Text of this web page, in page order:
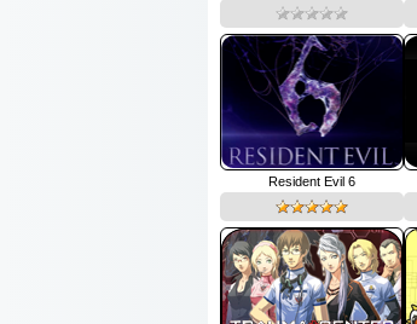
Resident Evil 6